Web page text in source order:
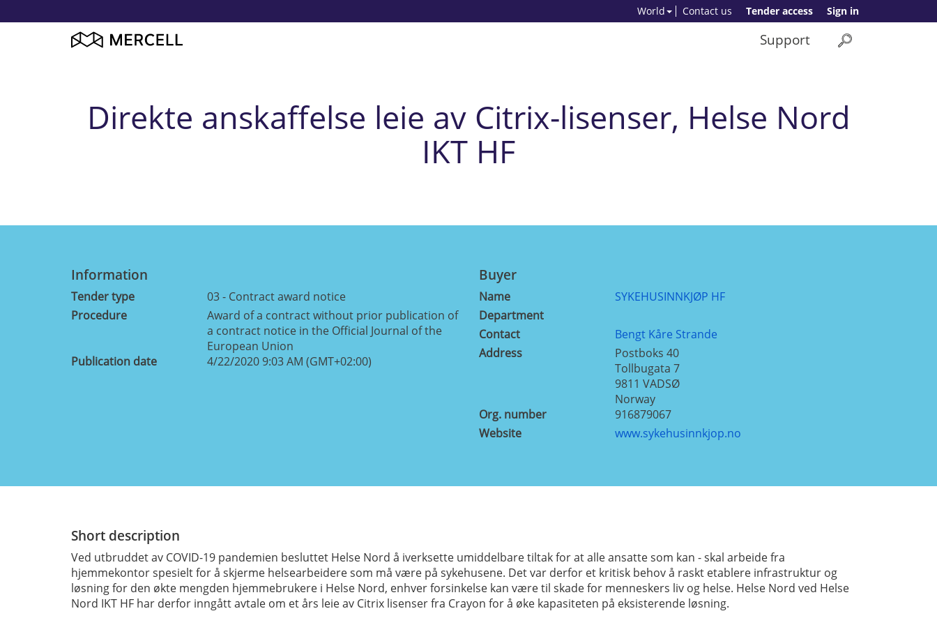
Sign in
Tender access
Contact us
World
Support
Direkte anskaffelse leie av Citrix-lisenser, Helse Nord
IKT HF
Information
Tender type
03 - Contract award notice
Procedure
Award of a contract without prior publication of
a contract notice in the Official Journal of the
European Union
Publication date
4/22/2020 9:03 AM (GMT+02:00)
Buyer
Name
SYKEHUSINNKJØP HF
Department
Contact
Bengt Kåre Strande
Address
Postboks 40
Tollbugata 7
9811 VADSØ
Norway
Org. number
916879067
Website
www.sykehusinnkjop.no
Short description
Ved utbruddet av COVID-19 pandemien besluttet Helse Nord å iverksette umiddelbare tiltak for at alle ansatte som kan - skal arbeide fra
hjemmekontor spesielt for å skjerme helsearbeidere som må være på sykehusene. Det var derfor et kritisk behov å raskt etablere infrastruktur og
løsning for den økte mengden hjemmebrukere i Helse Nord, enhver forsinkelse kan være til skade for menneskers liv og helse. Helse Nord ved Helse
Nord IKT HF har derfor inngått avtale om et års leie av Citrix lisenser fra Crayon for å øke kapasiteten på eksisterende løsning.